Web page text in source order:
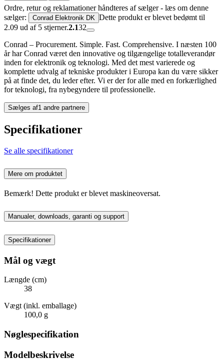
Ordre, retur og reklamationer håndteres af sælger - læs om denne
sælger:
Conrad Elektronik DK Dette produkt er blevet bedømt til
2.09 ud af 5 stjerner.2.132
Conrad – Procurement. Simple. Fast. Comprehensive. I næsten 100
år har Conrad været den innovative og tilgængelige totalleverandør
inden for elektronik og teknologi. Med det mest varierede og
komplette udvalg af tekniske produkter i Europa kan du være sikker
på at finde det, du leder efter. Vi er der for alle med en forkærlighed
for teknologi, fra nybegyndere til professionelle.
Sælges af1 andre partnere
Specifikationer
Se alle specifikationer
Mere om produktet
Bemærk! Dette produkt er blevet maskineoversat.
Manualer, downloads, garanti og support
Specifikationer
Mål og vægt
Længde (cm)
38
Vægt (inkl. emballage)
100,0 g
Nøglespecifikation
Modelbeskrivelse